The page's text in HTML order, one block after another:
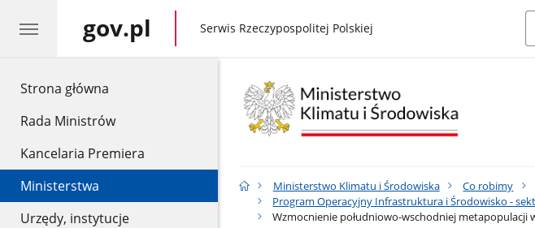
Strona główna
Rada Ministrów
Kancelaria Premiera
Ministerstwa
Urzędy, instytucje
gov.pl gov.pl
Serwis Rzeczypospolitej Polskiej
Ministerstwo Klimatu i Środowiska Co robimy
Program Operacyjny Infrastruktura i Środowisko -
Wzmocnienie południowo-wschodniej metapopulacji